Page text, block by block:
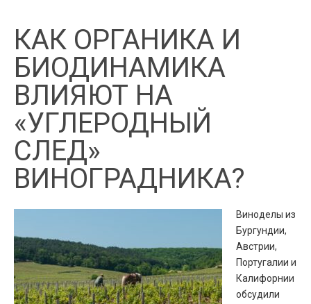
КАК ОРГАНИКА И
БИОДИНАМИКА
ВЛИЯЮТ НА
«УГЛЕРОДНЫЙ
СЛЕД»
ВИНОГРАДНИКА?
Виноделы из
Бургундии,
Австрии,
Португалии и
Калифорнии
обсудили